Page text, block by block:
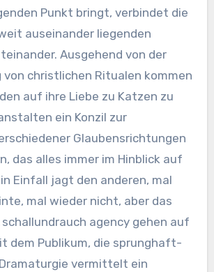
Punkt bringt, verbindet die
auseinander liegenden
Ausgehend von der
christlichen Ritualen kommen
auf ihre Liebe zu Katzen zu
ein Konzil zur
Glaubensrichtungen
das alles immer im Hinblick auf
Einfall jagt den anderen, mal
mal wieder nicht, aber das
agency gehen auf
dem Publikum, die sprunghaft-
vermittelt ein